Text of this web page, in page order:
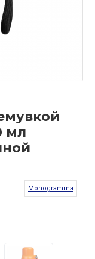
мл
Monogramma